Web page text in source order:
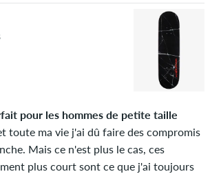
pour les hommes de petite taille
toute ma vie j'ai dû faire des compromis
Mais ce n'est plus le cas, ces
plus court sont ce que j'ai toujours